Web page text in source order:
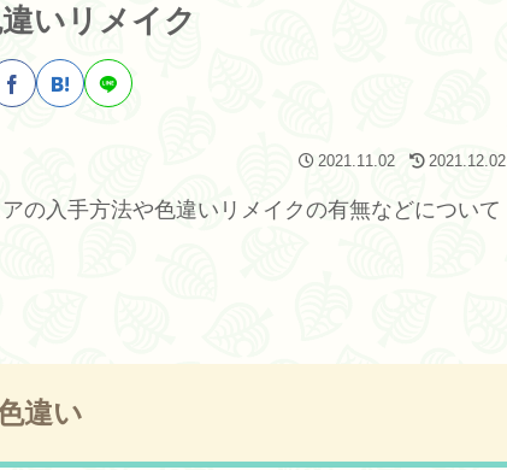
いリメイク
2021.11.02 2021.12.02
の入手方法や色違いリメイクの有無などについて
違い